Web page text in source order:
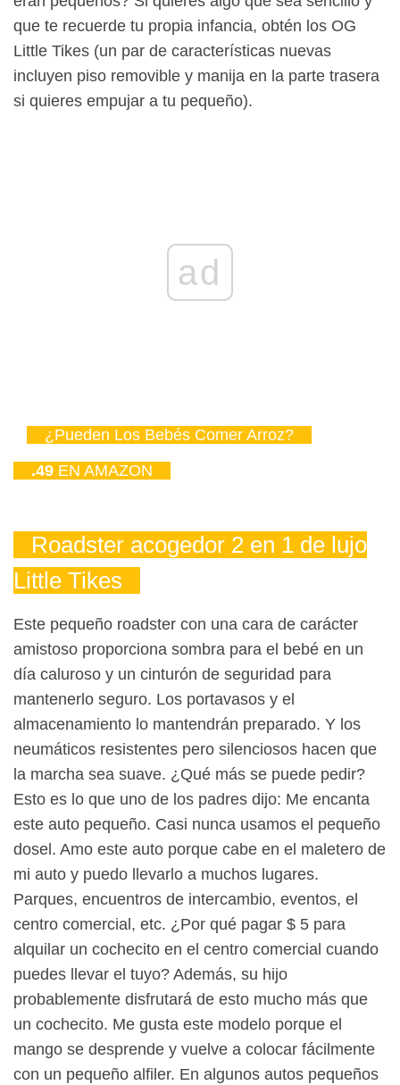
que te recuerde tu propia infancia, obtén los OG
Little Tikes (un par de características nuevas
incluyen piso removible y manija en la parte trasera
si quieres empujar a tu pequeño).
ad
¿Pueden Los Bebés Comer Arroz?
.49 EN AMAZON
Roadster acogedor 2 en 1 de lujo
Little Tikes
Este pequeño roadster con una cara de carácter
amistoso proporciona sombra para el bebé en un
día caluroso y un cinturón de seguridad para
mantenerlo seguro. Los portavasos y el
almacenamiento lo mantendrán preparado. Y los
neumáticos resistentes pero silenciosos hacen que
la marcha sea suave. ¿Qué más se puede pedir?
Esto es lo que uno de los padres dijo: Me encanta
este auto pequeño. Casi nunca usamos el pequeño
dosel. Amo este auto porque cabe en el maletero de
mi auto y puedo llevarlo a muchos lugares.
Parques, encuentros de intercambio, eventos, el
centro comercial, etc. ¿Por qué pagar $ 5 para
alquilar un cochecito en el centro comercial cuando
puedes llevar el tuyo? Además, su hijo
probablemente disfrutará de esto mucho más que
un cochecito. Me gusta este modelo porque el
mango se desprende y vuelve a colocar fácilmente
con un pequeño alfiler. En algunos autos pequeños